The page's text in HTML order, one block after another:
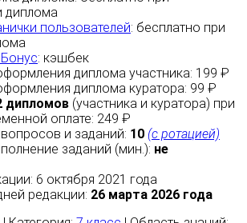
диплома
пользователей: бесплатно при
: кэшбек
диплома участника: 199 ₽
диплома куратора: 99 ₽
дипломов (участника и куратора) при
оплате: 249 ₽
и заданий: 10 (с ротацией)
заданий (мин.): не
6 октября 2021 года
редакции: 26 марта 2026 года